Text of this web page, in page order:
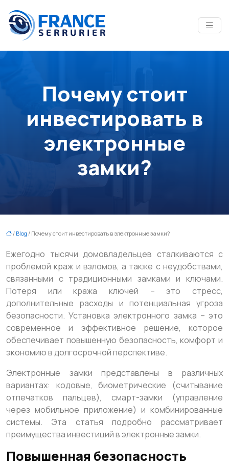
Почему стоит
инвестировать в
электронные
замки?
/ Blog / Почему стоит инвестировать в электронные замки?
Ежегодно тысячи домовладельцев сталкиваются с
проблемой краж и взломов, а также с неудобствами,
связанными с традиционными замками и ключами.
Потеря или кража ключей – это стресс,
дополнительные расходы и потенциальная угроза
безопасности. Установка электронного замка – это
современное и эффективное решение, которое
обеспечивает повышенную безопасность, комфорт и
экономию в долгосрочной перспективе.
Электронные замки представлены в различных
вариантах: кодовые, биометрические (считывание
отпечатков пальцев), смарт-замки (управление
через мобильное приложение) и комбинированные
системы. Эта статья подробно рассматривает
преимущества инвестиций в электронные замки.
Повышенная безопасность